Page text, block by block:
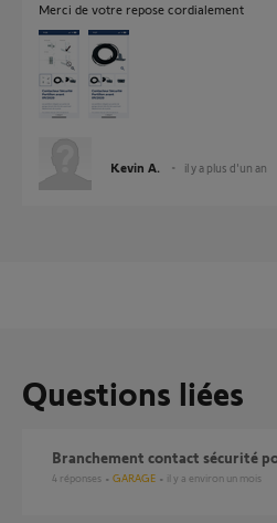
Merci de votre repose cordialement
Kevin A. il y a plus d'un an
Questions liées
Branchement contact sécurité
4 réponses GARAGE il y a environ un mois